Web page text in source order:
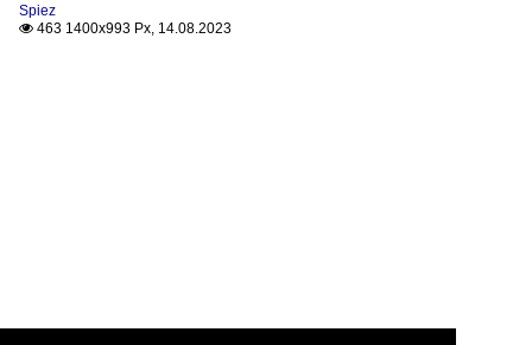
Spiez
 463 1400x993 Px, 14.08.2023